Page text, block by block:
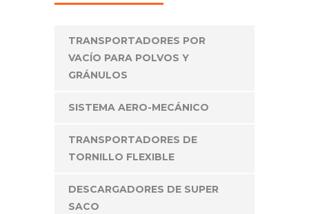
TRANSPORTADORES POR
VACÍO PARA POLVOS Y
GRÁNULOS
SISTEMA AERO-MECÁNICO
TRANSPORTADORES DE
TORNILLO FLEXIBLE
DESCARGADORES DE SUPER
SACO